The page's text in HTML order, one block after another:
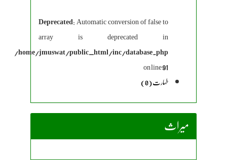
Deprecated: Automatic conversion of false to
array is deprecated in
/home/jmuswat/public_html/inc/database.php
on line91
طہارت (0)
میراث